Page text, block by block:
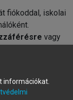
fiókoddal, iskolai
vagy
fiókot.
információkat.